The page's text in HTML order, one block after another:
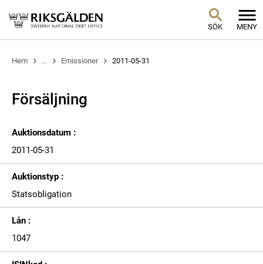
SÖK MENY
Hem ... Emissioner 2011-05-31
Försäljning
Auktionsdatum :
2011-05-31
Auktionstyp :
Statsobligation
Lån :
1047